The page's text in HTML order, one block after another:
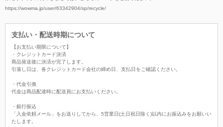
https://wowma.jp/user/63342904/sp/recycle/
支払い・配送時期について
【お支払い期限について】
・クレジットカード決済
商品発送後に決済が完了します。
引落し日は、各クレジットカード会社の締め日、支払日をご確認ください。
・代金引換
代金は商品配達時に配送員にお支払いください。
・銀行振込
「入金依頼メール」をお送りしてから、5営業日(土日祝日除く)以内にお振込みをお願いい
たします。